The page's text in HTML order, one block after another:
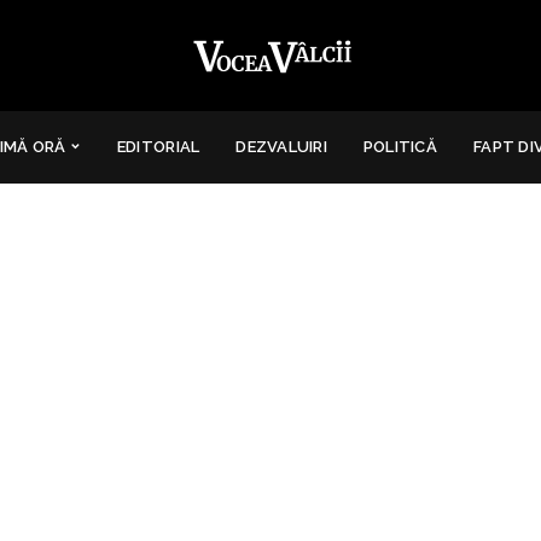
ORĂ EDITORIAL DEZVALUIRI POLITICĂ FAPT